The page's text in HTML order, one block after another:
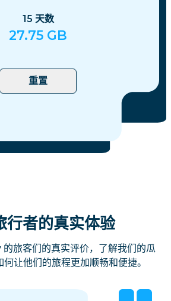
15 天数
27.75 GB
重置
行者的真实体验
旅客们的真实评价，了解我们的瓜
让他们的旅程更加顺畅和便捷。